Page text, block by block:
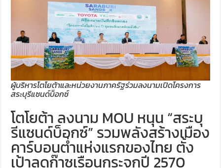
ผู้บริหารโตโยต้าและหน่วยงานภาครัฐร่วมลงนามเปิดโครงการ
สระบุรีแซนด์บ็อกซ์
โตโยต้า ลงนาม MOU หนุน “สระบุ
รีแซนด์บ็อกซ์” รวมพลังสร้างเมือง
คาร์บอนต่ำแห่งแรกของไทย ตั้ง
เป้าลดก๊าซเรือนกระจกปี 2570